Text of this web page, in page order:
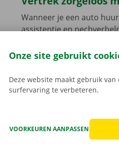
Wanneer je een auto
assistentie en
We brengen de staat van
Onze site gebruikt
Deze website maakt gebruik
surfervaring te verbeteren.
VOORKEUREN AANPASSEN